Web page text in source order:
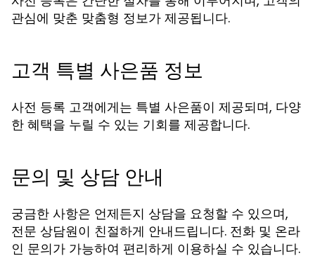
관심에 맞춘 맞춤형 정보가 제공됩니다.
고객 특별 사은품 정보
사전 등록 고객에게는 특별 사은품이 제공되며, 다양
한 혜택을 누릴 수 있는 기회를 제공합니다.
문의 및 상담 안내
궁금한 사항은 언제든지 상담을 요청할 수 있으며,
전문 상담원이 친절하게 안내드립니다. 전화 및 온라
인 문의가 가능하여 편리하게 이용하실 수 있습니다.